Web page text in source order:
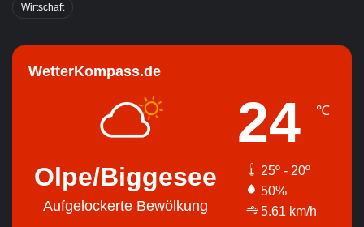
Wirtschaft
WetterKompass.de
Olpe/Biggesee
Aufgelockerte Bewölkung
24 ℃
25º - 20º
50%
5.61 km/h